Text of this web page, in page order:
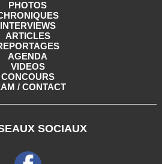
PHOTOS
INTERVIEWS
ARTICLES
AGENDA
VIDEOS
CONCOURS
/ CONTACT
SOCIAUX